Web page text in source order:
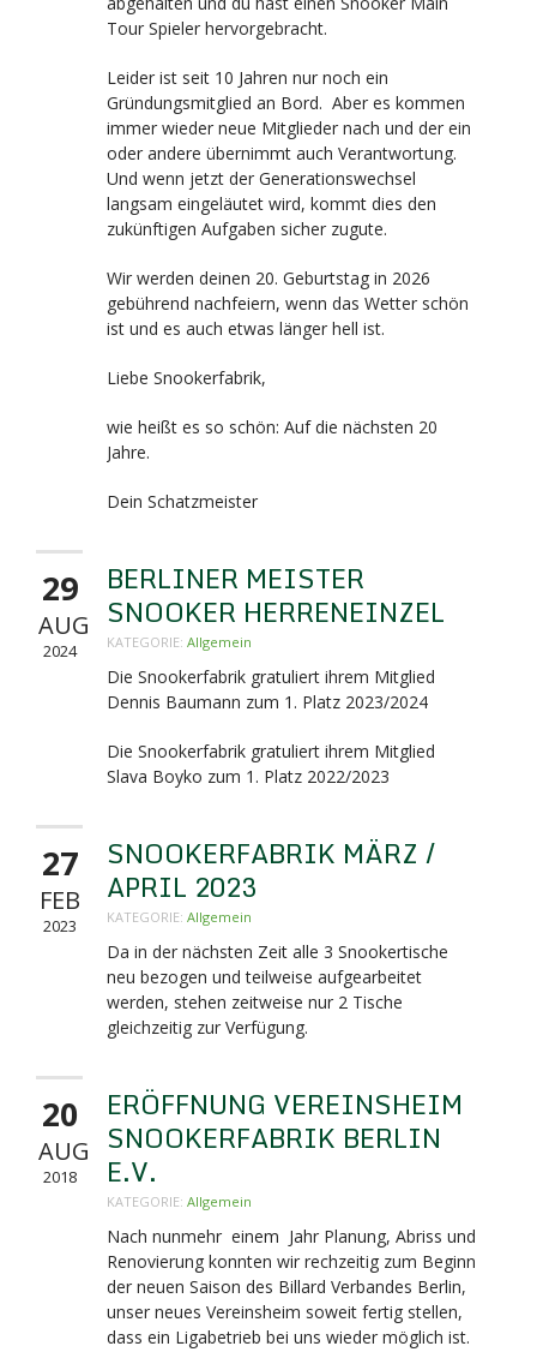
Tour Spieler hervorgebracht.
Leider ist seit 10 Jahren nur noch ein
Gründungsmitglied an Bord. Aber es kommen
immer wieder neue Mitglieder nach und der ein
oder andere übernimmt auch Verantwortung.
Und wenn jetzt der Generationswechsel
langsam eingeläutet wird, kommt dies den
zukünftigen Aufgaben sicher zugute.
Wir werden deinen 20. Geburtstag in 2026
gebührend nachfeiern, wenn das Wetter schön
ist und es auch etwas länger hell ist.
Liebe Snookerfabrik,
wie heißt es so schön: Auf die nächsten 20
Jahre.
Dein Schatzmeister
29
AUG
2024
BERLINER MEISTER
SNOOKER HERRENEINZEL
KATEGORIE: Allgemein
Die Snookerfabrik gratuliert ihrem Mitglied
Dennis Baumann zum 1. Platz 2023/2024
Die Snookerfabrik gratuliert ihrem Mitglied
Slava Boyko zum 1. Platz 2022/2023
27
FEB
2023
SNOOKERFABRIK MÄRZ /
APRIL 2023
KATEGORIE: Allgemein
Da in der nächsten Zeit alle 3 Snookertische
neu bezogen und teilweise aufgearbeitet
werden, stehen zeitweise nur 2 Tische
gleichzeitig zur Verfügung.
20
AUG
2018
ERÖFFNUNG VEREINSHEIM
SNOOKERFABRIK BERLIN
E.V.
KATEGORIE: Allgemein
Nach nunmehr einem Jahr Planung, Abriss und
Renovierung konnten wir rechzeitig zum Beginn
der neuen Saison des Billard Verbandes Berlin,
unser neues Vereinsheim soweit fertig stellen,
dass ein Ligabetrieb bei uns wieder möglich ist.